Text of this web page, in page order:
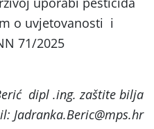
o uvjetovanosti i
71/2025
dipl .ing. zaštite bilja
Jadranka.Beric@mps.hr